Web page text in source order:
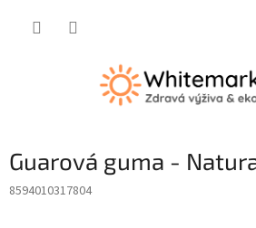
Guarová guma -
8594010317804